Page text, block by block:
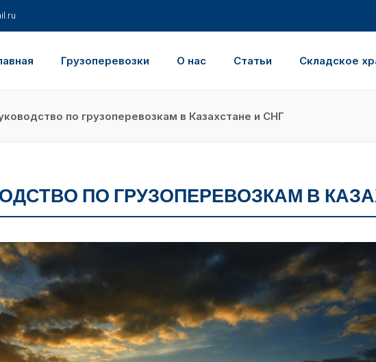
Грузоперевозки О нас Статьи Складское
по грузоперевозкам в Казахстане и СНГ
ПО ГРУЗОПЕРЕВОЗКАМ В